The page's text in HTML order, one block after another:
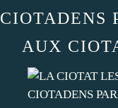
CIOTADENS
AUX